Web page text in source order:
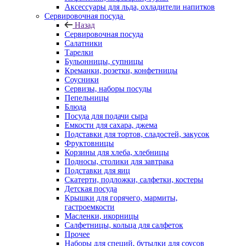
Аксессуары для льда, охладители напитков
Сервировочная посуда
Назад
Сервировочная посуда
Салатники
Тарелки
Бульонницы, супницы
Креманки, розетки, конфетницы
Соусники
Сервизы, наборы посуды
Пепельницы
Блюда
Посуда для подачи сыра
Емкости для сахара, джема
Подставки для тортов, сладостей, закусок
Фруктовницы
Корзины для хлеба, хлебницы
Подносы, столики для завтрака
Подставки для яиц
Скатерти, подложки, салфетки, костеры
Детская посуда
Крышки для горячего, мармиты,
гастроемкости
Масленки, икорницы
Салфетницы, кольца для салфеток
Прочее
Наборы для специй, бутылки для соусов